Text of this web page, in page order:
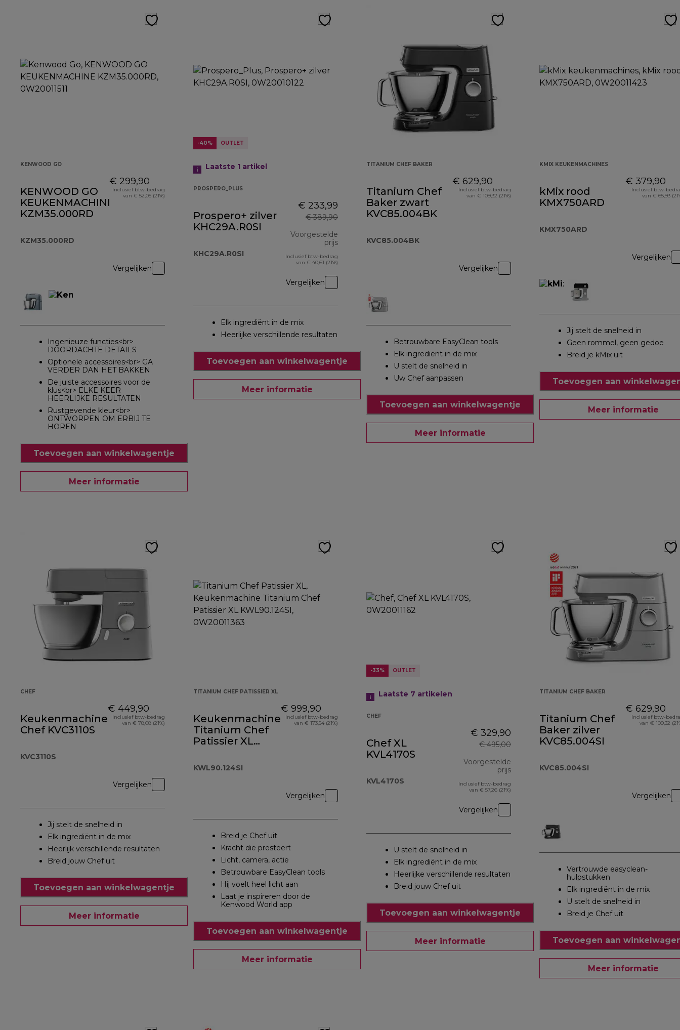
KENWOOD GO
KENWOOD GO
KEUKENMACHINE
KZM35.000RD
KZM35.000RD
€ 299,90
Inclusief btw-bedrag
van € 52,05 (21%)
Vergelijken
Ingenieuze functies<br>
DOORDACHTE DETAILS
Optionele accessoires<br> GA
VERDER DAN HET BAKKEN
De juiste accessoires voor de
klus<br> ELKE KEER
HEERLIJKE RESULTATEN
Rustgevende kleur<br>
ONTWORPEN OM ERBIJ TE
HOREN
Toevoegen aan winkelwagentje
Meer informatie
-40% OUTLET
Laatste 1 artikel
PROSPERO_PLUS
Prospero+ zilver
KHC29A.R0SI
KHC29A.R0SI
€ 233,99
€ 389,90
Voorgestelde
prijs
Inclusief btw-bedrag
van € 40,61 (21%)
Vergelijken
Elk ingrediënt in de mix
Heerlijke verschillende resultaten
Toevoegen aan winkelwagentje
Meer informatie
TITANIUM CHEF BAKER
Titanium Chef
Baker zwart
KVC85.004BK
KVC85.004BK
€ 629,90
Inclusief btw-bedrag
van € 109,32 (21%)
Vergelijken
Betrouwbare EasyClean tools
Elk ingrediënt in de mix
U stelt de snelheid in
Uw Chef aanpassen
Toevoegen aan winkelwagentje
Meer informatie
KMIX KEUKENMACHINES
kMix rood
KMX750ARD
KMX750ARD
€ 379,90
Inclusief btw-
van € 65,93
Vergelijken
Jij stelt de snelheid in
Geen rommel, geen gedoe
Breid je kMix uit
Toevoegen aan
Meer informatie
CHEF
Keukenmachine
Chef KVC3110S
KVC3110S
€ 449,90
Inclusief btw-bedrag
van € 78,08 (21%)
Vergelijken
Jij stelt de snelheid in
Elk ingrediënt in de mix
Heerlijk verschillende resultaten
Breid jouw Chef uit
Toevoegen aan winkelwagentje
Meer informatie
TITANIUM CHEF PATISSIER XL
Keukenmachine
Titanium Chef
Patissier XL
KWL90.124SI
€ 999,90
Inclusief btw-bedrag
van € 173,54 (21%)
Vergelijken
Breid je Chef uit
Kracht die presteert
Licht, camera, actie
Betrouwbare EasyClean tools
Hij voelt heel licht aan
Laat je inspireren door de
Kenwood World app
Toevoegen aan winkelwagentje
Meer informatie
-33% OUTLET
Laatste 7 artikelen
CHEF
Chef XL
KVL4170S
KVL4170S
€ 329,90
€ 495,00
Voorgestelde
prijs
Inclusief btw-bedrag
van € 57,26 (21%)
Vergelijken
U stelt de snelheid in
Elk ingrediënt in de mix
Heerlijke verschillende resultaten
Breid jouw Chef uit
Toevoegen aan winkelwagentje
Meer informatie
TITANIUM CHEF BAKER
Titanium Chef
Baker zilver
KVC85.004SI
KVC85.004SI
€ 629,90
Inclusief btw-
van € 109,32
Vergelijken
Vertrouwde easyclean-
hulpstukken
Elk ingrediënt in de mix
U stelt de snelheid in
Breid je Chef uit
Toevoegen aan
Meer informatie